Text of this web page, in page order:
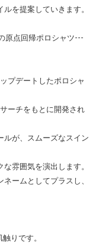
を提案していきます。
原点回帰ポロシャツ---
プデートしたポロシャ
ーチをもとに開発され
ルが、スムーズなスイン
雰囲気を演出します。
ームとしてプラスし、
りです。